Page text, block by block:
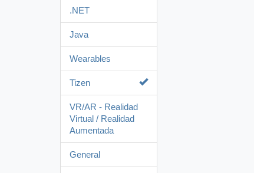
.NET
Java
Wearables
Tizen
VR/AR - Realidad
Virtual / Realidad
Aumentada
General